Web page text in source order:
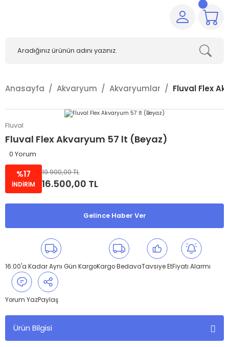
Anasayfa Akvaryum Akvaryumlar Fluval Flex
Fluval
Fluval Flex Akvaryum 57 lt (Beyaz)
0 Yorum
%17
İNDİRİM
19.900,00 TL
16.500,00 TL
Gelince Haber Ver
16:00'a Kadar Aynı Gün KargoKargo BedavaTavsiye EtFiyatı Alarmı
Yorum YazPaylaş
Ürün Bilgisi